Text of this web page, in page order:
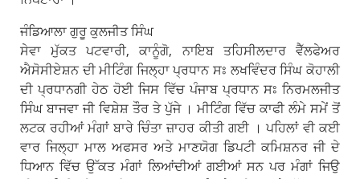
ਜੰਡਿਆਲਾ ਗੁਰੂ ਕੁਲਜੀਤ ਸਿੰਘ
ਸੇਵਾ ਮੁੱਕਤ ਪਟਵਾਰੀ, ਕਾਨੂੰਗੋ, ਨਾਇਬ ਤਹਿਸੀਲਦਾਰ ਵੈੱਲਫੇਅਰ
ਐਸੋਸੀਏਸ਼ਨ ਦੀ ਮੀਟਿੰਗ ਜਿਲ੍ਹਾ ਪ੍ਰਧਾਨ ਸਃ ਲਖਵਿੰਦਰ ਸਿੰਘ ਕੋਹਾਲੀ
ਦੀ ਪ੍ਰਧਾਨਗੀ ਹੇਠ ਹੋਈ ਜਿਸ ਵਿੱਚ ਪੰਜਾਬ ਪ੍ਰਧਾਨ ਸਃ ਨਿਰਮਲਜੀਤ
ਸਿੰਘ ਬਾਜਵਾ ਜੀ ਵਿਸ਼ੇਸ਼ ਤੌਰ ਤੇ ਪੁੱਜੇ । ਮੀਟਿੰਗ ਵਿੱਚ ਕਾਫੀ ਲੰਮੇ ਸਮੇਂ ਤੋਂ
ਲਟਕ ਰਹੀਆਂ ਮੰਗਾਂ ਬਾਰੇ ਚਿੰਤਾ ਜ਼ਾਹਰ ਕੀਤੀ ਗਈ । ਪਹਿਲਾਂ ਵੀ ਕਈ
ਵਾਰ ਜਿਲ੍ਹਾ ਮਾਲ ਅਫਸਰ ਅਤੇ ਮਾਣਯੋਗ ਡਿਪਟੀ ਕਮਿਸ਼ਨਰ ਜੀ ਦੇ
ਧਿਆਨ ਵਿੱਚ ਉੱਕਤ ਮੰਗਾਂ ਲਿਆਂਦੀਆਂ ਗਈਆਂ ਸਨ ਪਰ ਮੰਗਾਂ ਜਿਉ